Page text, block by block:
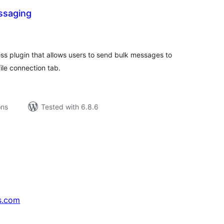
plugin that allows users to send bulk messages to
connection tab.
Tested with 6.8.6